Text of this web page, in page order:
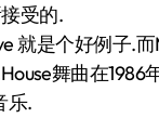
受的.
就是个好例子.
舞曲在1986
乐.